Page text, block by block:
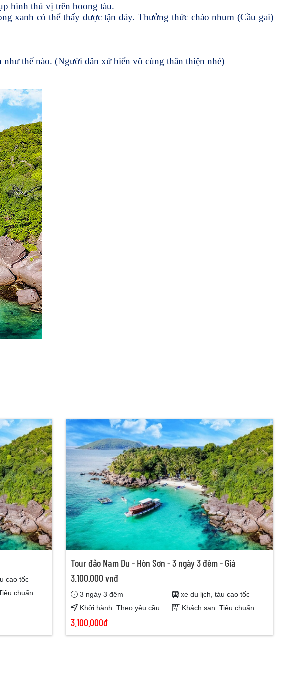
hình thú vị trên boong tàu.
xanh có thể thấy được tận đáy. Thưởng thức cháo nhum (Cầu gai)
thế nào. (Người dân xứ biển vô cùng thân thiện nhé)
cao tốc
chuẩn
Tour đảo Nam Du - Hòn Sơn - 3 ngày 3 đêm - Giá
3.100.000 vnđ
3 ngày 3 đêm
xe du lịch, tàu cao tốc
Khởi hành: Theo yêu cầu
Khách sạn: Tiêu chuẩn
3.100.000đ